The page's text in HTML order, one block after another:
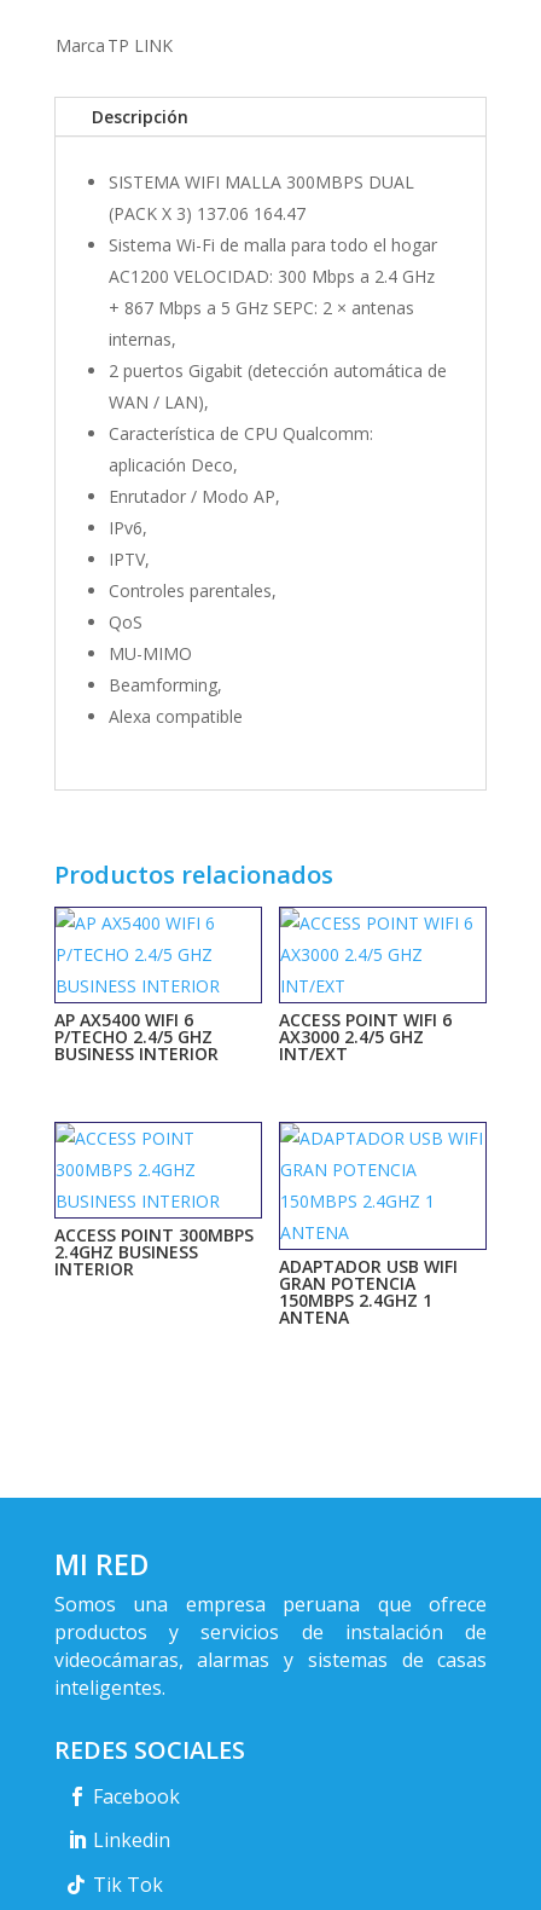
Marca TP LINK
Descripción
SISTEMA WIFI MALLA 300MBPS DUAL
(PACK X 3) 137.06 164.47
Sistema Wi-Fi de malla para todo el hogar
AC1200 VELOCIDAD: 300 Mbps a 2.4 GHz
+ 867 Mbps a 5 GHz SEPC: 2 × antenas
internas,
2 puertos Gigabit (detección automática de
WAN / LAN),
Característica de CPU Qualcomm:
aplicación Deco,
Enrutador / Modo AP,
IPv6,
IPTV,
Controles parentales,
QoS
MU-MIMO
Beamforming,
Alexa compatible
Productos relacionados
AP AX5400 WIFI 6
P/TECHO 2.4/5 GHZ
BUSINESS INTERIOR
ACCESS POINT WIFI 6
AX3000 2.4/5 GHZ
INT/EXT
ACCESS POINT 300MBPS
2.4GHZ BUSINESS
INTERIOR ADAPTADOR USB WIFI
GRAN POTENCIA
150MBPS 2.4GHZ 1
ANTENA
MI RED
Somos una empresa peruana que ofrece
productos y servicios de instalación de
videocámaras, alarmas y sistemas de casas
inteligentes.
REDES SOCIALES
Facebook
Linkedin
Tik Tok